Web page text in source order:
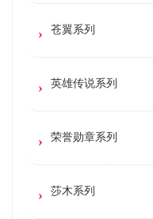
苍翼系列
英雄传说系列
荣誉勋章系列
莎木系列